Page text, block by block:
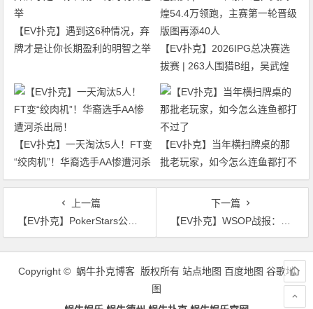
【EV扑克】遇到这6种情况，弃
牌才是让你长期盈利的明智之举
【EV扑克】2026IPG总决赛选
拔赛 | 263人围猎B组，吴武煌
54.4万领跑，主赛第一轮晋级版
【EV扑克】一天淘汰5人！FT变
“绞肉机”！华裔选手AA惨遭河杀
出局！
【EV扑克】当年横扫牌桌的那
批老玩家，如今怎么连鱼都打不
过了
上一篇
【EV扑克】PokerStars公布2023年EPT赛程，在巴黎和塞浦路斯开设新站点
下一篇
【EV扑克】WSOP战报：金戒指开幕赛参加人次规模空前，国人双进FT斩获佳绩！本周经典赛事轮番上阵
文
Copyright © 蜗牛扑克博客 版权所有 站点地图 百度地图 谷歌地
图